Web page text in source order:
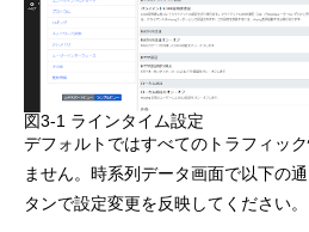
図3-1 ラインタイム設定
デフォルトではすべてのトラフィッ
ません。時系列データ画面で以下の
タンで設定変更を反映してください。